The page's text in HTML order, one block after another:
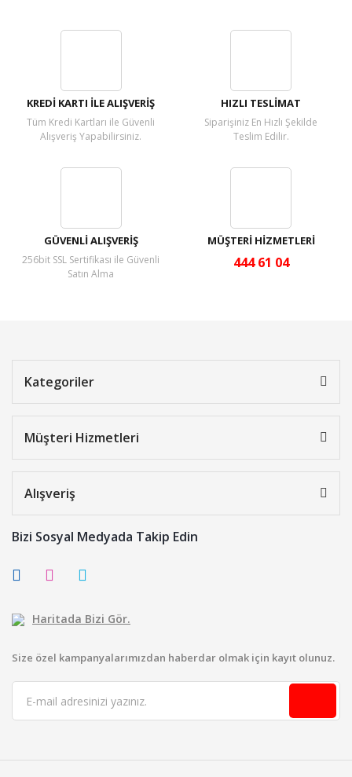
KREDİ KARTI İLE ALIŞVERİŞ
Tüm Kredi Kartları ile Güvenli
Alışveriş Yapabilirsiniz.
HIZLI TESLİMAT
Siparişiniz En Hızlı Şekilde
Teslim Edilir.
GÜVENLİ ALIŞVERİŞ
256bit SSL Sertifikası ile Güvenli
Satın Alma
MÜŞTERİ HİZMETLERİ
444 61 04
Kategoriler
Müşteri Hizmetleri
Alışveriş
Bizi Sosyal Medyada Takip Edin
Haritada Bizi Gör.
Size özel kampanyalarımızdan haberdar olmak için kayıt olunuz.